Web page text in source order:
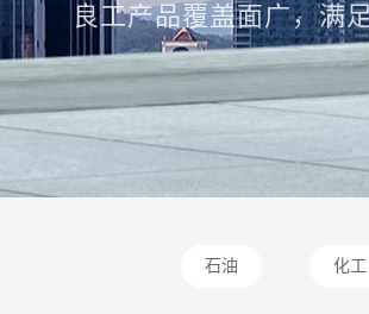
良工产品覆盖面广，满
石油 化工